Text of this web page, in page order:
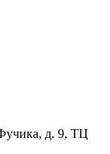
д. 9, ТЦ